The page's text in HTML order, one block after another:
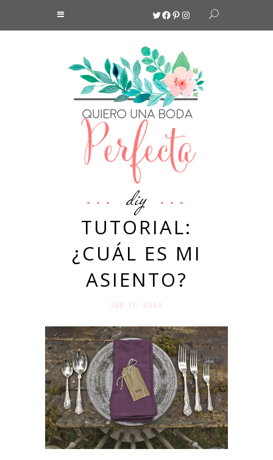
Twitter
Facebook
Pinterest
Instagram
diy
TUTORIAL:
¿CUÁL ES MI
ASIENTO?
SEP 16. 2013